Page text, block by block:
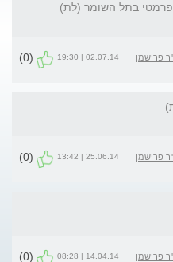
ספרמטי בתל השומר (לת)
פרישמן
02.07.14 | 19:30
(0)
פרישמן
25.06.14 | 13:42
(0)
פרישמן
14.04.14 | 08:28
(0)